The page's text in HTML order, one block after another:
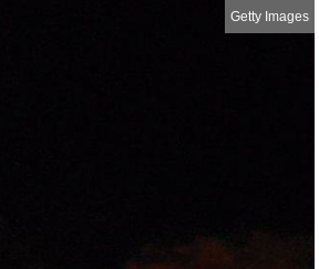
Getty Images